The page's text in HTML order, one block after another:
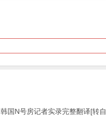
韩国N号房记者实录完整翻译[转